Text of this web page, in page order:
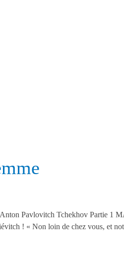
Pavlovitch Tchekhov Partie 1
! « Non loin de chez vous, et